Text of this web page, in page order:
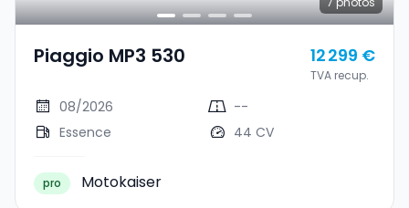
Piaggio MP3 530 12 299 €
TVA recup.
08/2026
--
Essence
44 CV
pro Motokaiser